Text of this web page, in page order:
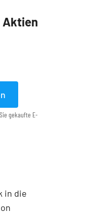
Aktien
gekaufte E-
in die